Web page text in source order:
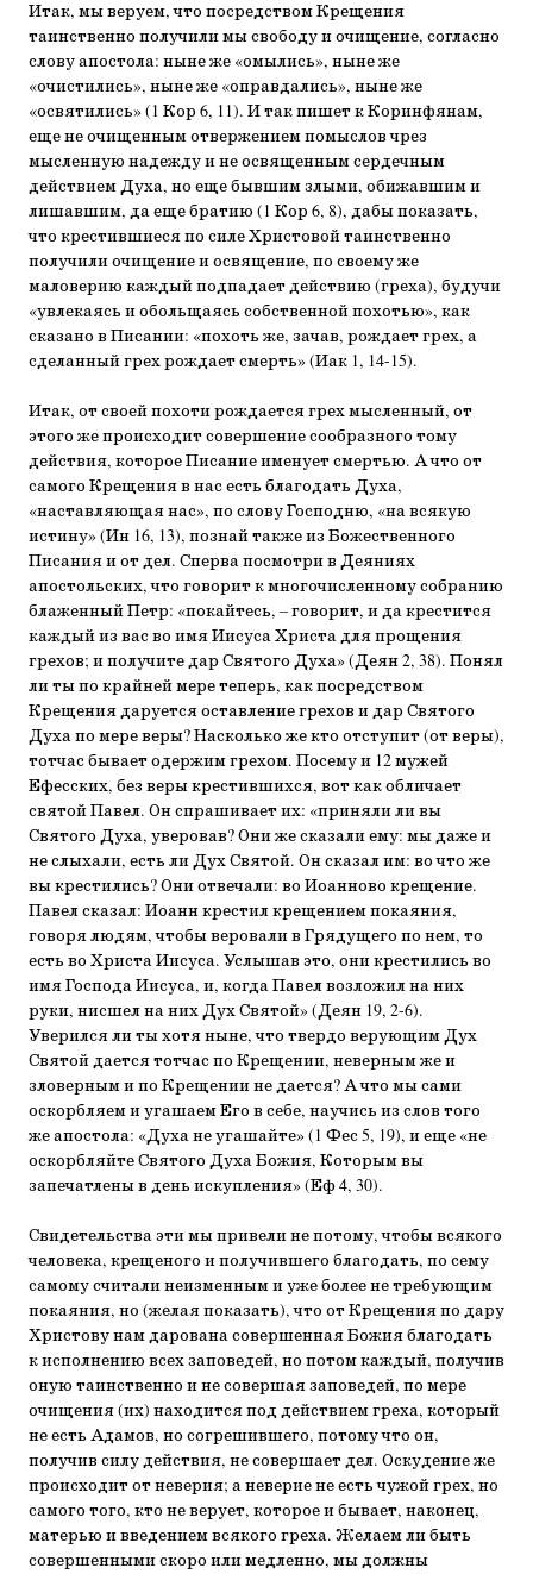
Итак, мы веруем, что посредством Крещения
таинственно получили мы свободу и очищение, согласно
слову апостола: ныне же «омылись», ныне же
«очистились», ныне же «оправдались», ныне же
«освятились» (1 Кор 6, 11). И так пишет к Коринфянам,
еще не очищенным отвержением помыслов чрез
мысленную надежду и не освященным сердечным
действием Духа, но еще бывшим злыми, обижавшим и
лишавшим, да еще братию (1 Кор 6, 8), дабы показать,
что крестившиеся по силе Христовой таинственно
получили очищение и освящение, по своему же
маловерию каждый подпадает действию (греха), будучи
«увлекаясь и обольщаясь собственной похотью», как
сказано в Писании: «похоть же, зачав, рождает грех, а
сделанный грех рождает смерть» (Иак 1, 14-15).
Итак, от своей похоти рождается грех мысленный, от
этого же происходит совершение сообразного тому
действия, которое Писание именует смертью. А что от
самого Крещения в нас есть благодать Духа,
«наставляющая нас», по слову Господню, «на всякую
истину» (Ин 16, 13), познай также из Божественного
Писания и от дел. Сперва посмотри в Деяниях
апостольских, что говорит к многочисленному собранию
блаженный Петр: «покайтесь, – говорит, и да крестится
каждый из вас во имя Иисуса Христа для прощения
грехов; и получите дар Святого Духа» (Деян 2, 38). Понял
ли ты по крайней мере теперь, как посредством
Крещения даруется оставление грехов и дар Святого
Духа по мере веры? Насколько же кто отступит (от веры),
тотчас бывает одержим грехом. Посему и 12 мужей
Ефесских, без веры крестившихся, вот как обличает
святой Павел. Он спрашивает их: «приняли ли вы
Святого Духа, уверовав? Они же сказали ему: мы даже и
не слыхали, есть ли Дух Святой. Он сказал им: во что же
вы крестились? Они отвечали: во Иоанново крещение.
Павел сказал: Иоанн крестил крещением покаяния,
говоря людям, чтобы веровали в Грядущего по нем, то
есть во Христа Иисуса. Услышав это, они крестились во
имя Господа Иисуса, и, когда Павел возложил на них
руки, нисшел на них Дух Святой» (Деян 19, 2-6).
Уверился ли ты хотя ныне, что твердо верующим Дух
Святой дается тотчас по Крещении, неверным же и
зловерным и по Крещении не дается? А что мы сами
оскорбляем и угашаем Его в себе, научись из слов того
же апостола: «Духа не угашайте» (1 Фес 5, 19), и еще «не
оскорбляйте Святого Духа Божия, Которым вы
запечатлены в день искупления» (Еф 4, 30).
Свидетельства эти мы привели не потому, чтобы всякого
человека, крещеного и получившего благодать, по сему
самому считали неизменным и уже более не требующим
покаяния, но (желая показать), что от Крещения по дару
Христову нам дарована совершенная Божия благодать
к исполнению всех заповедей, но потом каждый, получив
оную таинственно и не совершая заповедей, по мере
очищения (их) находится под действием греха, который
не есть Адамов, но согрешившего, потому что он,
получив силу действия, не совершает дел. Оскудение же
происходит от неверия; а неверие не есть чужой грех, но
самого того, кто не верует, которое и бывает, наконец,
матерью и введением всякого греха. Желаем ли быть
совершенными скоро или медленно, мы должны